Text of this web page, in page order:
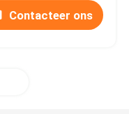
Contacteer ons